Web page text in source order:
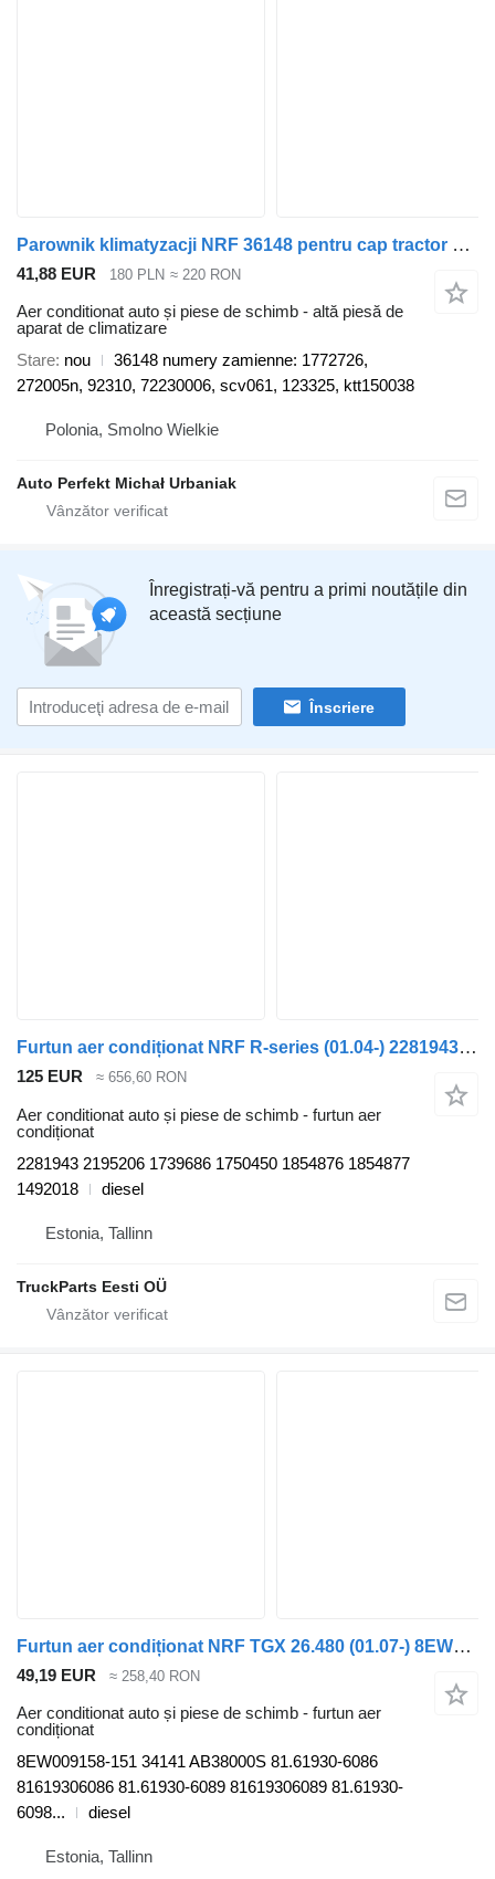
Parownik klimatyzacji NRF 36148 pentru cap tractor Scania
41,88 EUR 180 PLN ≈ 220 RON
Aer conditionat auto și piese de schimb - altă piesă de
aparat de climatizare
Stare nou
36148 numery zamienne: 1772726,
272005n, 92310, 72230006, scv061, 123325, ktt150038
Polonia, Smolno Wielkie
Auto Perfekt Michał Urbaniak
Înregistrați-vă pentru a primi noutățile din
această secțiune
Înscriere
Furtun aer condiționat NRF R-series (01.04-) 2281943 pentru cap tractor Scania P,G,R,T-series (2004-2017)
125 EUR ≈ 656,60 RON
Aer conditionat auto și piese de schimb - furtun aer
condiționat
2281943 2195206 1739686 1750450 1854876 1854877
1492018
diesel
Estonia, Tallinn
TruckParts Eesti OÜ
Furtun aer condiționat NRF TGX 26.480 (01.07-) 8EW009158-151 pentru cap tractor MAN TGL, TGM, TGS, TGX (2005-2021)
49,19 EUR ≈ 258,40 RON
Aer conditionat auto și piese de schimb - furtun aer
condiționat
8EW009158-151 34141 AB38000S 81.61930-6086
81619306086 81.61930-6089 81619306089 81.61930-
6098...
diesel
Estonia, Tallinn